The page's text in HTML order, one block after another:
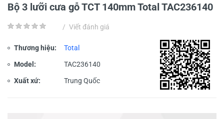
Bộ 3 lưỡi cưa gỗ TCT 140mm Total TAC236140
/ Viết đánh giá
Thương hiệu: Total
Model: TAC236140
Xuất xứ: Trung Quốc